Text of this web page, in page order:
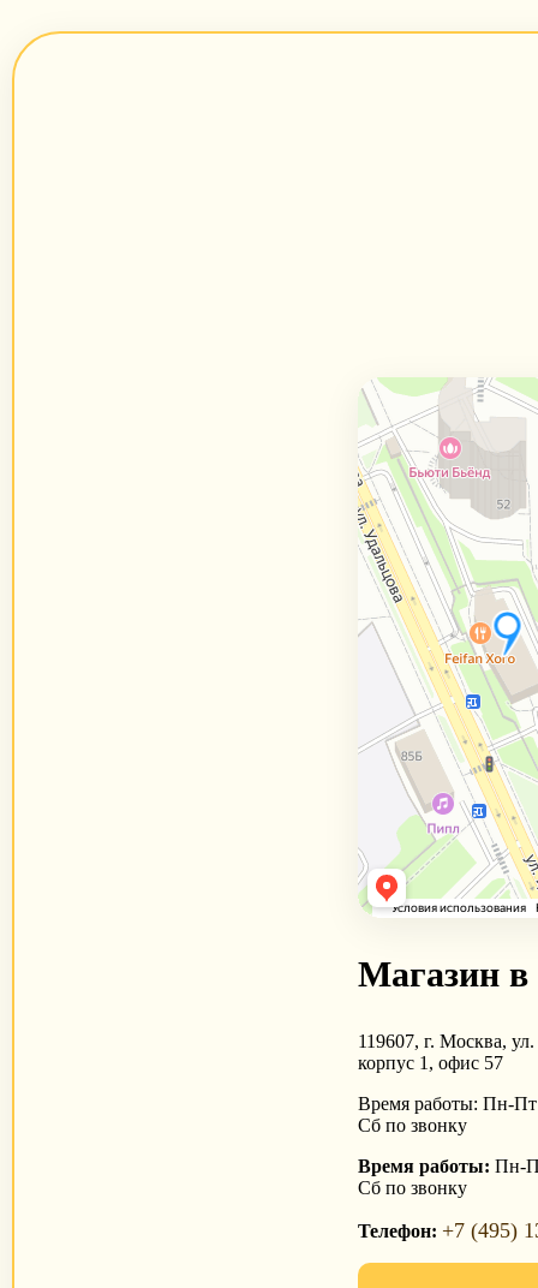
Магазин
119607, г. Москва,
корпус 1, офис 57
Время работы: Пн-Пт
Сб по звонку
Время работы: Пн-
Сб по звонку
Телефон: +7 (495)